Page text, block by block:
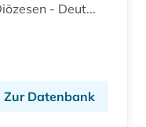
- Deut...
Zur Datenbank